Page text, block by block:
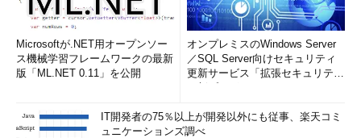
Microsoftが.NET用オープンソー
ス機械学習フレームワークの最新
版「ML.NET 0.11」を公開
オンプレミスのWindows Server
／SQL Server向けセキュリティ
更新サービス「拡張セキュリティ
IT開発者の75％以上が開発以外にも従事、楽天コミ
ュニケーションズ調べ